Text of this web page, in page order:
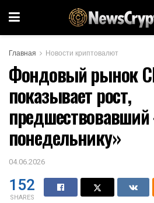
Главная Новости криптовалют
Фондовый рынок
показывает рост,
понедельнику»
04.06.2026
152
SHARES